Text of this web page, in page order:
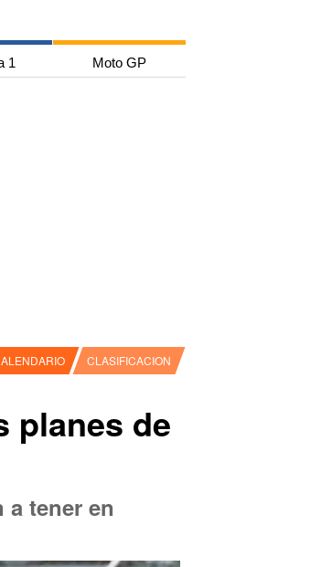
1 Moto GP
CLASIFICACION
planes de
tener en